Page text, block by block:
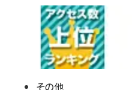
その他